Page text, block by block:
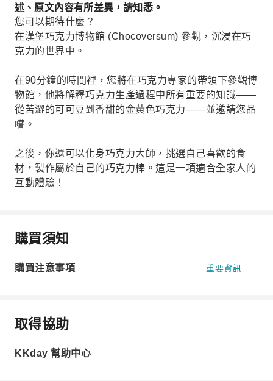
述、原文內容有所差異，請知悉。
您可以期待什麼？
在漢堡巧克力博物館 (Chocoversum) 參觀，沉浸在巧
克力的世界中。
在90分鐘的時間裡，您將在巧克力專家的帶領下參觀博
物館，他將解釋巧克力生產過程中所有重要的知識——
從苦澀的可可豆到香甜的金黃色巧克力——並邀請您品
嚐。
之後，你還可以化身巧克力大師，挑選自己喜歡的食
材，製作屬於自己的巧克力棒。這是一項適合全家人的
互動體驗！
購買須知
購買注意事項 重要資訊
取得協助
KKday 幫助中心